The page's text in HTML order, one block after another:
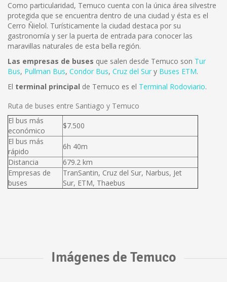
Como particularidad, Temuco cuenta con la única área silvestre
protegida que se encuentra dentro de una ciudad y ésta es el
Cerro Ñielol. Turísticamente la ciudad destaca por su
gastronomía y ser la puerta de entrada para conocer las
maravillas naturales de esta bella región.
Las empresas de buses que salen desde Temuco son Tur
Bus, Pullman Bus, Condor Bus, Cruz del Sur y Buses ETM.
El terminal principal de Temuco es el Terminal Rodoviario.
Ruta de buses entre Santiago y Temuco
El bus más
económico
$7.500
El bus más
rápido
6h 40m
Distancia
679.2 km
Empresas de
buses
TranSantin, Cruz del Sur, Narbus, Jet
Sur, ETM, Thaebus
Imágenes de Temuco